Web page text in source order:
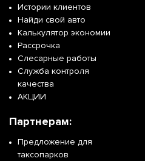
Истории клиентов
Найди свой авто
Калькулятор экономии
Рассрочка
Слесарные работы
Служба контроля
качества
АКЦИИ
Партнерам:
Предложение для
таксопарков